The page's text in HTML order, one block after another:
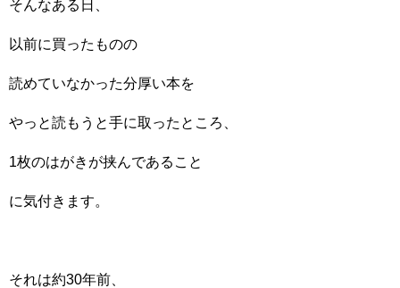
そんなある日、
以前に買ったものの
読めていなかった分厚い本を
やっと読もうと手に取ったところ、
1枚のはがきが挟んであること
に気付きます。
それは約30年前、